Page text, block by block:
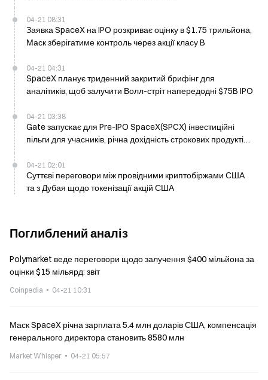
04-21 08:31
Заявка SpaceX на IPO розкриває оцінку в $1.75 трильйона,
Маск зберігатиме контроль через акції класу B
04-21 04:31
SpaceX планує триденний закритий брифінг для
аналітиків, щоб залучити Волл-стріт напередодні $75B IPO
04-21 03:38
Gate запускає для Pre-IPO SpaceX(SPCX) інвестиційні
пільги для учасників, річна дохідність строкових продуктів
04-21 02:01
Суттєві переговори між провідними криптобіржами США
та з Дубая щодо токенізації акцій США
Поглиблений аналіз
Polymarket веде переговори щодо залучення $400 мільйона за
оцінки $15 мільярд: звіт
Coinpedia 04-21 10:31
Маск SpaceX річна зарплата 5.4 млн доларів США, компенсація
генерального директора становить 8580 млн
Market Whisper 04-21 05:57